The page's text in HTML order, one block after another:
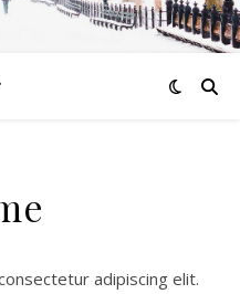
adipiscing elit.